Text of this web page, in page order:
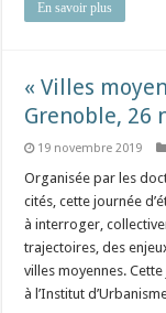
En savoir plus
« Villes
Grenoble, 26
19 novembre 2019
Organisée par les
cités, cette journée
à interroger,
trajectoires, des
villes moyennes.
à l’Institut